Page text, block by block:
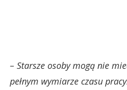
– Starsze osoby mogą nie
pełnym wymiarze czasu